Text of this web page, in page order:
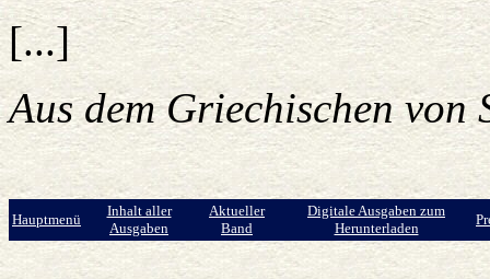
[...]
Aus dem Griechischen
Hauptmenü
Inhalt aller
Ausgaben
Aktueller
Band
Digitale Ausgaben zum
Herunterladen